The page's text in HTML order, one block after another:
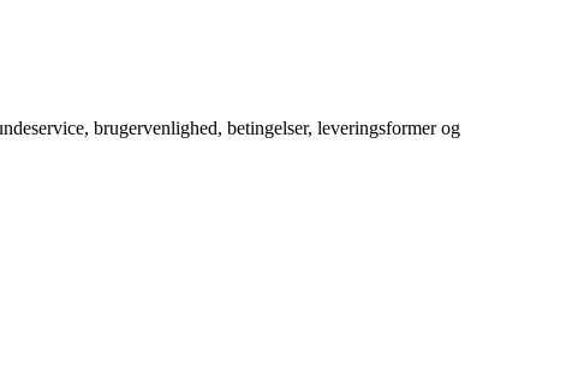
brugervenlighed, betingelser, leveringsformer og